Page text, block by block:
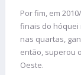
Por fim, em
finais do hóquei
nas quartas,
então, superou
Oeste.